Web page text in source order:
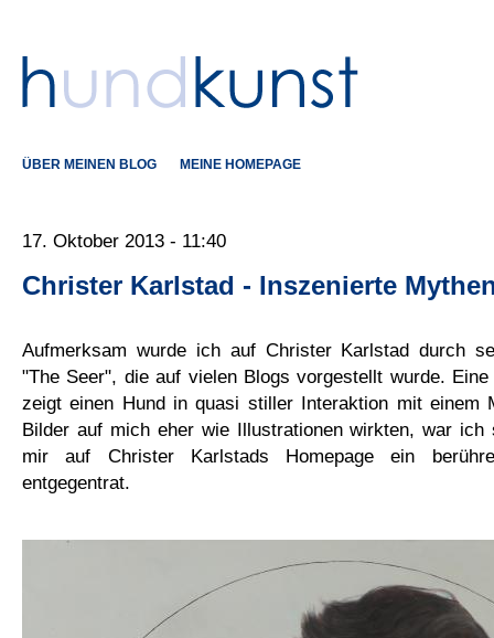
ÜBER MEINEN BLOG MEINE HOMEPAGE
17. Oktober 2013 - 11:40
Christer Karlstad - Inszenierte
Aufmerksam wurde ich auf Christer Karlstad durch
"The Seer", die auf vielen Blogs vorgestellt wurde.
zeigt einen Hund in quasi stiller Interaktion mit einem
Bilder auf mich eher wie Illustrationen wirkten, war ich
mir auf Christer Karlstads Homepage ein
entgegentrat.